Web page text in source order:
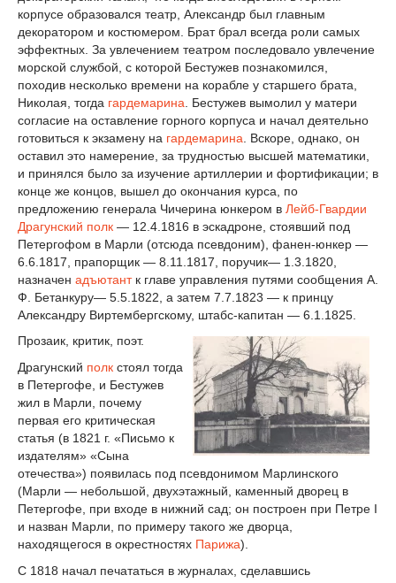
корпусе образовался театр, Александр был главным
декоратором и костюмером. Брат брал всегда роли самых
эффектных. За увлечением театром последовало увлечение
морской службой, с которой Бестужев познакомился,
походив несколько времени на корабле у старшего брата,
Николая, тогда гардемарина . Бестужев вымолил у матери
согласие на оставление горного корпуса и начал деятельно
готовиться к экзамену на гардемарина . Вскоре, однако, он
оставил это намерение, за трудностью высшей математики,
и принялся было за изучение артиллерии и фортификации; в
конце же концов, вышел до окончания курса, по
предложению генерала Чичерина юнкером в Лейб-Гвардии
Драгунский полк — 12.4.1816 в эскадроне, стоявший под
Петергофом в Марли (отсюда псевдоним), фанен-юнкер —
6.6.1817, прапорщик — 8.11.1817, поручик— 1.3.1820,
назначен адъютантк главе управления путями сообщения А.
Ф. Бетанкуру— 5.5.1822, а затем 7.7.1823 — к принцу
Александру Виртембергскому, штабс-капитан — 6.1.1825.
Прозаик, критик, поэт.
Драгунский полк стоял тогда
в Петергофе, и Бестужев
жил в Марли, почему
первая его критическая
статья (в 1821 г. «Письмо к
издателям» «Сына
отечества») появилась под псевдонимом Марлинского
(Марли — небольшой, двухэтажный, каменный дворец в
Петергофе, при входе в нижний сад; он построен при Петре I
и назван Марли, по примеру такого же дворца,
находящегося в окрестностях Парижа).
С 1818 начал печататься в журналах, сделавшись